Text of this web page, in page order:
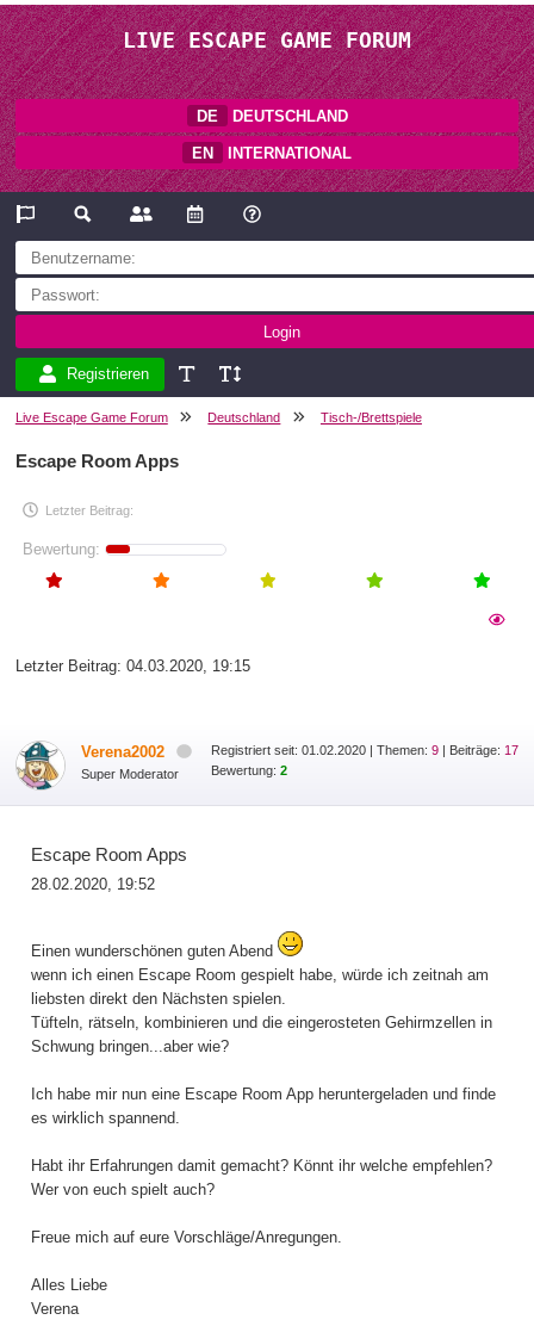
LIVE ESCAPE GAME FORUM
DE DEUTSCHLAND
EN INTERNATIONAL
Registrieren
Live Escape Game Forum Deutschland Tisch-/Brettspiele
Escape Room Apps
Letzter Beitrag:
Bewertung:
Letzter Beitrag: 04.03.2020, 19:15
Verena2002
Super Moderator
Registriert seit: 01.02.2020 |Themen:9 | Beiträge: 17
Bewertung:2
Escape Room Apps
28.02.2020, 19:52
Einen wunderschönen guten Abend
wenn ich einen Escape Room gespielt habe, würde ich zeitnah am
liebsten direkt den Nächsten spielen.
Tüfteln, rätseln, kombinieren und die eingerosteten Gehirmzellen in
Schwung bringen...aber wie?
Ich habe mir nun eine Escape Room App heruntergeladen und finde
es wirklich spannend.
Habt ihr Erfahrungen damit gemacht? Könnt ihr welche empfehlen?
Wer von euch spielt auch?
Freue mich auf eure Vorschläge/Anregungen.
Alles Liebe
Verena